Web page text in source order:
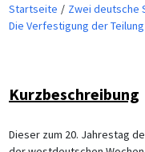
Startseite
Zwei deutsche
Die Verfestigung der Teilung
Kurzbeschreibung
Dieser zum 20. Jahrestag